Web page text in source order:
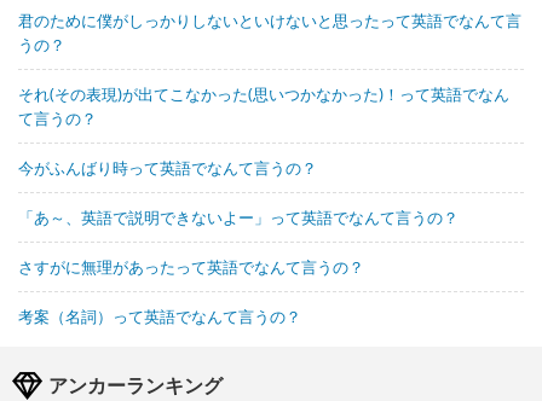
君のために僕がしっかりしないといけないと思ったって英語でなんて言
うの？
それ(その表現)が出てこなかった(思いつかなかった)！って英語でなん
て言うの？
今がふんばり時って英語でなんて言うの？
「あ～、英語で説明できないよー」って英語でなんて言うの？
さすがに無理があったって英語でなんて言うの？
考案（名詞）って英語でなんて言うの？
アンカーランキング